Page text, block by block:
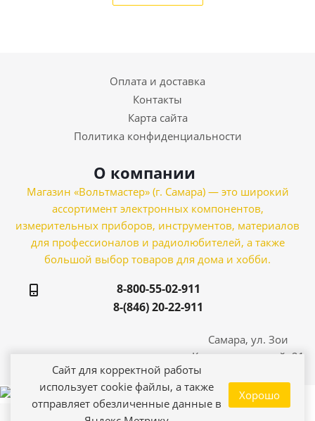
Оплата и доставка
Контакты
Карта сайта
Политика конфиденциальности
О компании
Магазин «Вольтмастер» (г. Самара) — это широкий
ассортимент электронных компонентов,
измерительных приборов, инструментов, материалов
для профессионалов и радиолюбителей, а также
большой выбор товаров для дома и хобби.
8-800-55-02-911
8-(846) 20-22-911
Самара, ул. Зои
Космодемьянской, 21
Сайт для корректной работы
использует cookie файлы, а также
отправляет обезличенные данные в
Хорошо